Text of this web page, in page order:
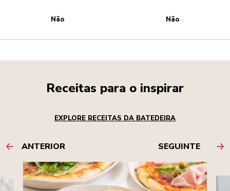
Não Não
Receitas para o inspirar
EXPLORE RECEITAS DA BATEDEIRA
ANTERIOR SEGUINTE